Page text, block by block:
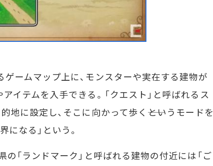
ームマップ上に、モンスターや実在する建物が
イテムを入手できる。「クエスト」と呼ばれるス
地に設定し、そこに向かって歩く――というモードを
になる」という。
「ランドマーク」と呼ばれる建物の付近には「ご